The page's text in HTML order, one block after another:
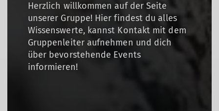
Herzlich willkommen auf der Seite
unserer Gruppe! Hier findest du alles
Wissenswerte, kannst Kontakt mit dem
Gruppenleiter aufnehmen und dich
über bevorstehende Events
informieren!